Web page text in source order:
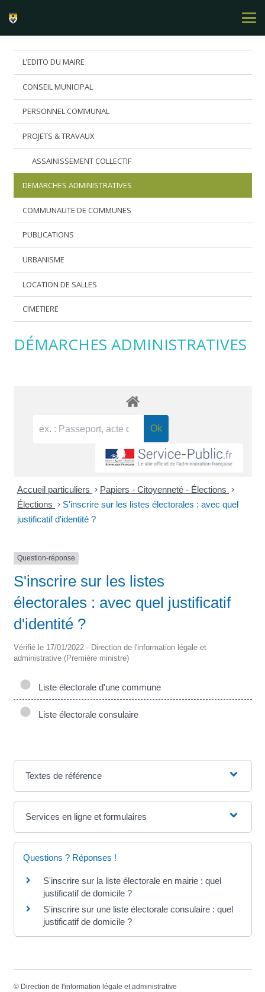
L’EDITO DU MAIRE
CONSEIL MUNICIPAL
PERSONNEL COMMUNAL
PROJETS & TRAVAUX
ASSAINISSEMENT COLLECTIF
DEMARCHES ADMINISTRATIVES
COMMUNAUTE DE COMMUNES
PUBLICATIONS
URBANISME
LOCATION DE SALLES
CIMETIERE
DÉMARCHES ADMINISTRATIVES
Accueil particuliers > Papiers - Citoyenneté - Élections >
Élections > S'inscrire sur les listes électorales : avec quel
justificatif d'identité ?
Question-réponse
S'inscrire sur les listes
électorales : avec quel justificatif
d'identité ?
Vérifié le 17/01/2022 - Direction de l'information légale et
administrative (Première ministre)
Liste électorale d'une commune
Liste électorale consulaire
Textes de référence
Services en ligne et formulaires
Questions ? Réponses !
S'inscrire sur la liste électorale en mairie : quel
justificatif de domicile ?
S'inscrire sur une liste électorale consulaire : quel
justificatif de domicile ?
© Direction de l'information légale et administrative